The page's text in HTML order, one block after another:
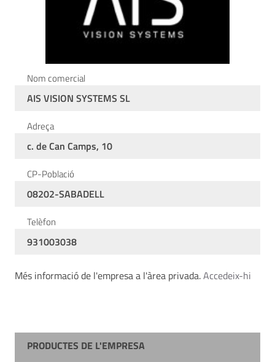
Nom comercial
AIS VISION SYSTEMS SL
Adreça
c. de Can Camps, 10
CP-Població
08202-SABADELL
Telèfon
931003038
Més informació de l'empresa a l'àrea privada.Accedeix-hi
PRODUCTES DE L'EMPRESA